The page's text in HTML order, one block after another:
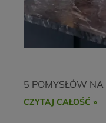
5 POMYSŁÓW NA
CZYTAJ CAŁOŚĆ »